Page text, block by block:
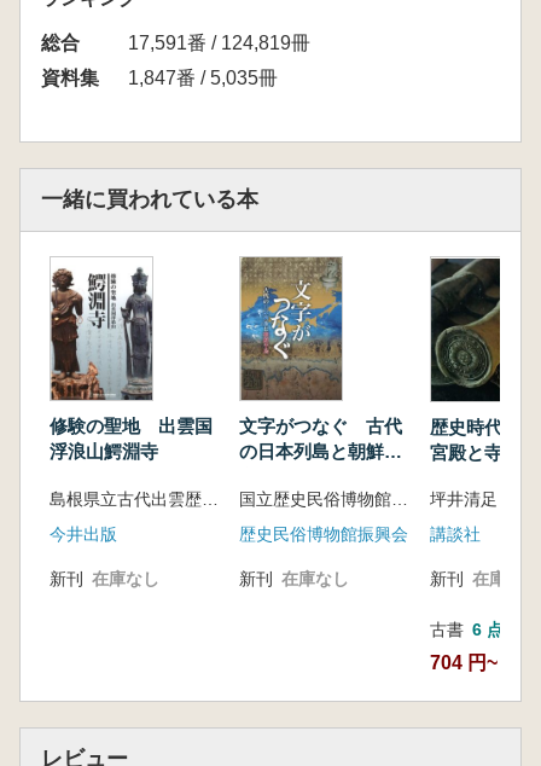
総合
17,591番 / 124,819冊
資料集
1,847番 / 5,035冊
一緒に買われている本
修験の聖地 出雲国
浮浪山鰐淵寺
島根県立古代出雲歴史博物館 編
今井出版
新刊 在庫なし
文字がつなぐ 古代
の日本列島と朝鮮半
国立歴史民俗博物館 編
歴史民俗博物館振興会
新刊 在庫なし
歴史時代 1
宮殿と寺
坪井清足
講談社
新刊 在庫なし
古書 6 点
704 円~
レビュー